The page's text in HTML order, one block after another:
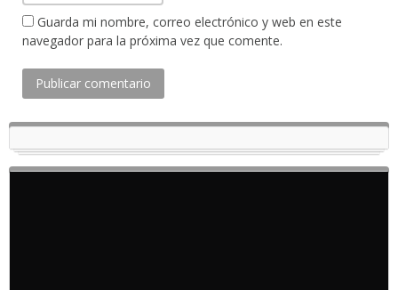
Guarda mi nombre, correo electrónico y web en este
navegador para la próxima vez que comente.